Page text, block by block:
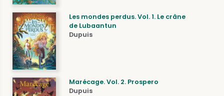
Les mondes perdus. Vol. 1. Le crâne
de Lubaantun
Dupuis
Marécage. Vol. 2. Prospero
Dupuis